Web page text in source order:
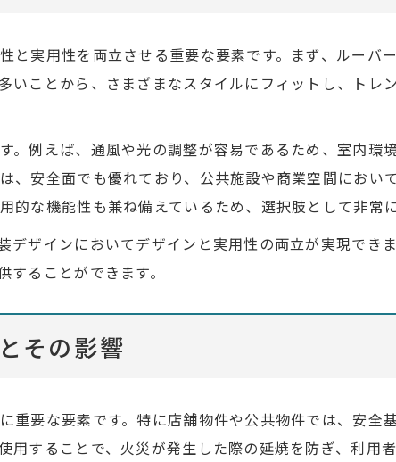
と実用性を両立させる重要な要素です。まず、ルーバ
いことから、さまざまなスタイルにフィットし、トレ
。例えば、通風や光の調整が容易であるため、室内環
、安全面でも優れており、公共施設や商業空間におい
な機能性も兼ね備えているため、選択肢として非常に
デザインにおいてデザインと実用性の両立が実現でき
ることができます。
その影響
重要な要素です。特に店舗物件や公共物件では、安全
することで、火災が発生した際の延焼を防ぎ、利用